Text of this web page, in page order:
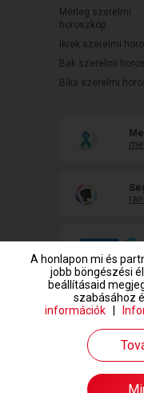
Mérleg szerelmi
horoszkóp
Ikrek szerelmi
Bak szerelmi
Bika szerelmi
www.randivonal.hu ©
A honlapon mi és
jobb böngészési
beállításaid
szabásához
információk